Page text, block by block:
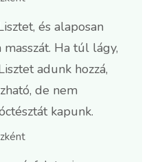
és alaposan
Ha túl lágy,
adunk hozzá,
de nem
kapunk.